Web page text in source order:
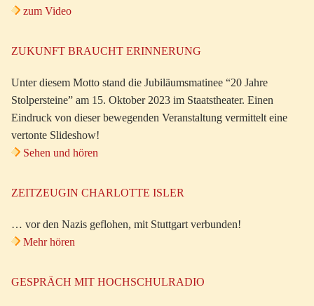
zum Video
ZUKUNFT BRAUCHT ERINNERUNG
Unter diesem Motto stand die Jubiläumsmatinee “20 Jahre
Stolpersteine” am 15. Oktober 2023 im Staatstheater. Einen
Eindruck von dieser bewegenden Veranstaltung vermittelt eine
vertonte Slideshow!
Sehen und hören
ZEITZEUGIN CHARLOTTE ISLER
… vor den Nazis geflohen, mit Stuttgart verbunden!
Mehr hören
GESPRÄCH MIT HOCHSCHULRADIO